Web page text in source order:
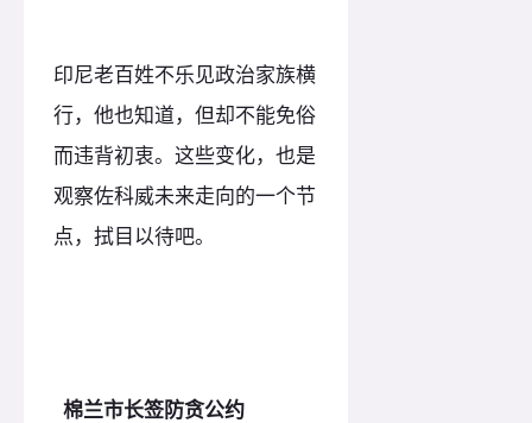
印尼老百姓不乐见政治家族横
行，他也知道，但却不能免俗
而违背初衷。这些变化，也是
观察佐科威未来走向的一个节
点，拭目以待吧。
棉兰市长签防贪公约